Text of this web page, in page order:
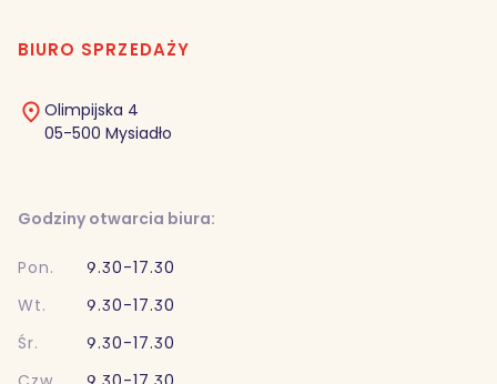
BIURO SPRZEDAŻY
Olimpijska 4
05-500 Mysiadło
Godziny otwarcia biura:
Pon.
9.30-17.30
Wt.
9.30-17.30
Śr.
9.30-17.30